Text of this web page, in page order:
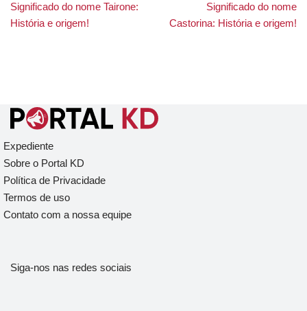
Significado do nome Tairone:
História e origem!
Significado do nome
Castorina: História e origem!
Expediente
Sobre o Portal KD
Política de Privacidade
Termos de uso
Contato com a nossa equipe
Siga-nos nas redes sociais